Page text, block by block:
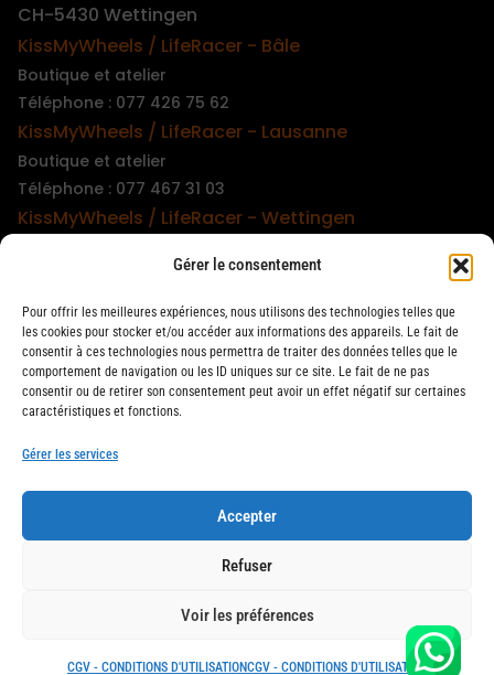
Gérer le consentement
Pour offrir les meilleures expériences, nous utilisons des technologies telles que
les cookies pour stocker et/ou accéder aux informations des appareils. Le fait de
consentir à ces technologies nous permettra de traiter des données telles que le
comportement de navigation ou les ID uniques sur ce site. Le fait de ne pas
consentir ou de retirer son consentement peut avoir un effet négatif sur certaines
caractéristiques et fonctions.
Gérer les services
Accepter
Refuser
Voir les préférences
CGV - CONDITIONS D'UTILISATIONCGV - CONDITIONS D'UTILISATION
CH-5430 Wettingen
KissMyWheels / LifeRacer - Bâle
Boutique et atelier
Téléphone : 077 426 75 62
KissMyWheels / LifeRacer - Lausanne
Boutique et atelier
Téléphone : 077 467 31 03
KissMyWheels / LifeRacer - Wettingen
Téléphone : 079 747 00 36
KissMyWheels / LifeRacer - Zürich Unterstrass
Boutique et atelier
Téléphone : 078 261 06 40
KissMyWheels / LifeRacer - Zürich Wiedikon
Atelier
Téléphone : 044 594 48 87
LifeRacer / KissMyWheels © 2026 Tous droits réservés